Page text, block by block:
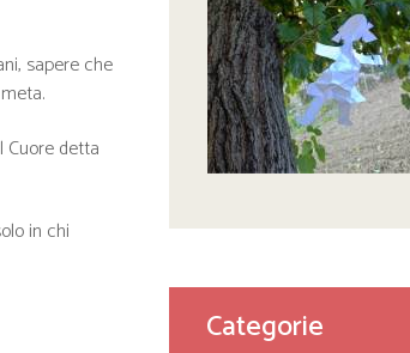
sapere che
detta
in chi
Categorie